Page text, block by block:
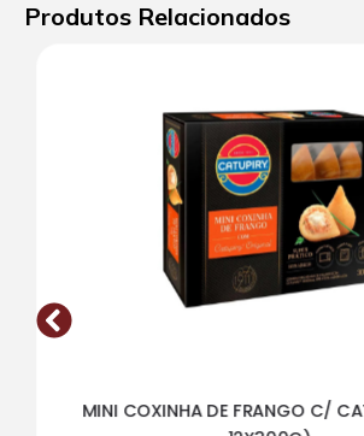
Produtos Relacionados
MINI COXINHA DE FRANGO C/